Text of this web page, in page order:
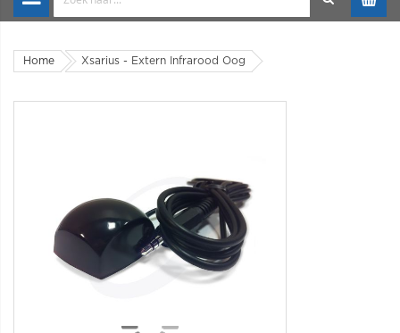
Home Xsarius - Extern Infrarood Oog